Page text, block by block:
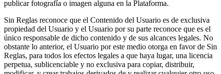
publicar fotografía o imagen alguna en la Plataforma.
Sin Reglas reconoce que el Contenido del Usuario es de exclusiva
propiedad del Usuario y el Usuario por su parte reconoce que es el
único responsable de dicho contenido y de sus alcances legales. No
obstante lo anterior, el Usuario por este medio otorga en favor de Sin
Reglas, para todos los efectos legales a que haya lugar, una licencia
perpetua, sublicenciable y no exclusiva para copiar, distribuir,